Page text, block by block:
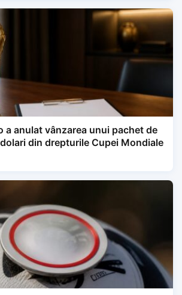
a anulat vânzarea unui pachet de
din drepturile Cupei Mondiale